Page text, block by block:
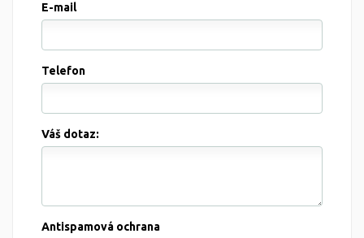
E-mail
Telefon
Váš dotaz:
Antispamová ochrana